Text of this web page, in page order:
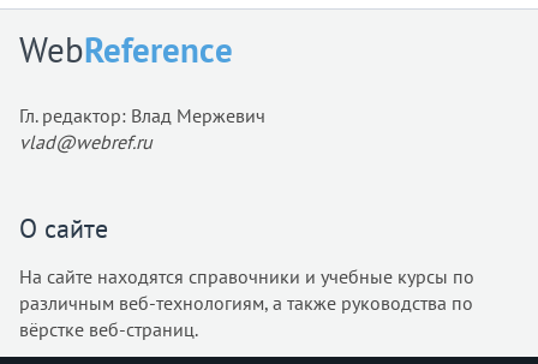
WebReference
Гл. редактор: Влад Мержевич
vlad@webref.ru
О сайте
На сайте находятся справочники и учебные курсы по
различным веб-технологиям, а также руководства по
вёрстке веб-страниц.